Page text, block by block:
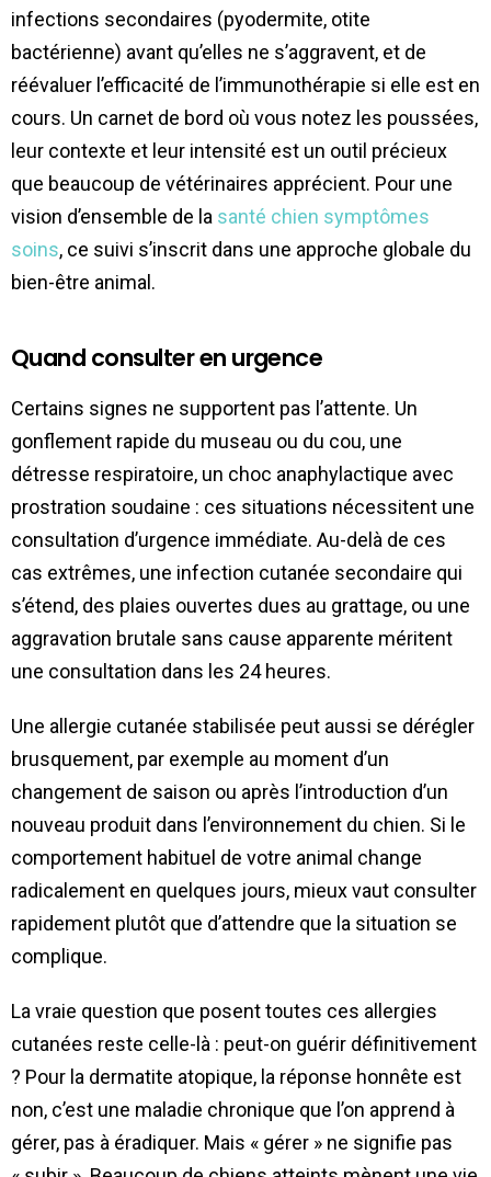
infections secondaires (pyodermite, otite
bactérienne) avant qu’elles ne s’aggravent, et de
réévaluer l’efficacité de l’immunothérapie si elle est en
cours. Un carnet de bord où vous notez les poussées,
leur contexte et leur intensité est un outil précieux
que beaucoup de vétérinaires apprécient. Pour une
vision d’ensemble de la santé chien symptômes
soins, ce suivi s’inscrit dans une approche globale du
bien-être animal.
Quand consulter en urgence
Certains signes ne supportent pas l’attente. Un
gonflement rapide du museau ou du cou, une
détresse respiratoire, un choc anaphylactique avec
prostration soudaine : ces situations nécessitent une
consultation d’urgence immédiate. Au-delà de ces
cas extrêmes, une infection cutanée secondaire qui
s’étend, des plaies ouvertes dues au grattage, ou une
aggravation brutale sans cause apparente méritent
une consultation dans les 24 heures.
Une allergie cutanée stabilisée peut aussi se dérégler
brusquement, par exemple au moment d’un
changement de saison ou après l’introduction d’un
nouveau produit dans l’environnement du chien. Si le
comportement habituel de votre animal change
radicalement en quelques jours, mieux vaut consulter
rapidement plutôt que d’attendre que la situation se
complique.
La vraie question que posent toutes ces allergies
cutanées reste celle-là : peut-on guérir définitivement
? Pour la dermatite atopique, la réponse honnête est
non, c’est une maladie chronique que l’on apprend à
gérer, pas à éradiquer. Mais « gérer » ne signifie pas